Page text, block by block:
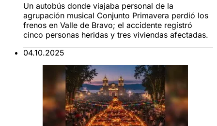
Un autobús donde viajaba personal de la
agrupación musical Conjunto Primavera perdió los
frenos en Valle de Bravo; el accidente registró
cinco personas heridas y tres viviendas afectadas.
04.10.2025